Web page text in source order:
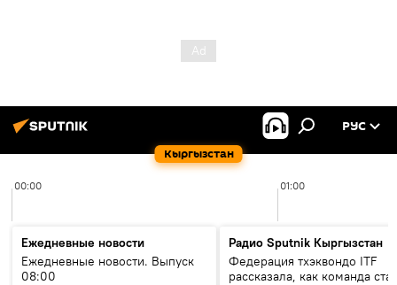
Кыргызстан
РУС
00:00 01:00
Ежедневные новости
Ежедневные новости. Выпуск
08:00
Радио Sputnik Кыргызстан
Федерация тхэквондо ITF
рассказала, как команда